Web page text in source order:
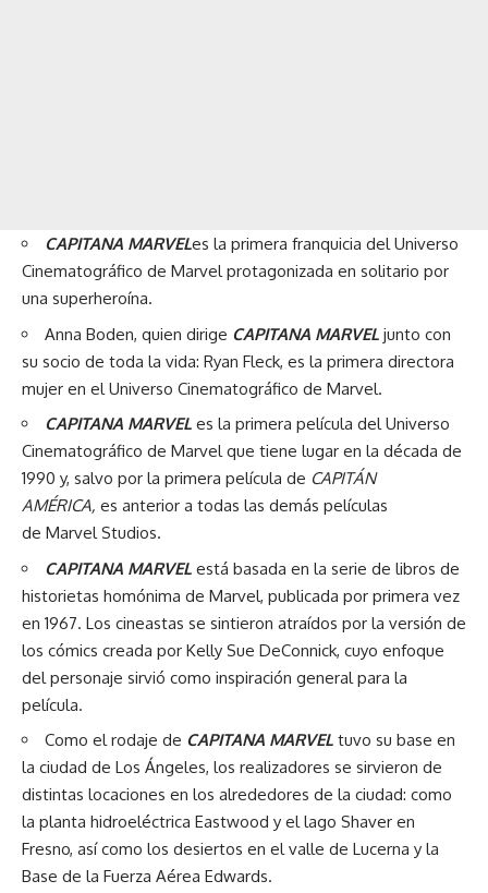
CAPITANA MARVELes la primera franquicia del Universo
Cinematográfico de Marvel protagonizada en solitario por
una superheroína.
Anna Boden, quien dirige CAPITANA MARVEL junto con
su socio de toda la vida: Ryan Fleck, es la primera directora
mujer en el Universo Cinematográfico de Marvel.
CAPITANA MARVEL es la primera película del Universo
Cinematográfico de Marvel que tiene lugar en la década de
1990 y, salvo por la primera película de CAPITÁN
AMÉRICA, es anterior a todas las demás películas
de Marvel Studios.
CAPITANA MARVEL está basada en la serie de libros de
historietas homónima de Marvel, publicada por primera vez
en 1967. Los cineastas se sintieron atraídos por la versión de
los cómics creada por Kelly Sue DeConnick, cuyo enfoque
del personaje sirvió como inspiración general para la
película.
Como el rodaje de CAPITANA MARVEL tuvo su base en
la ciudad de Los Ángeles, los realizadores se sirvieron de
distintas locaciones en los alrededores de la ciudad: como
la planta hidroeléctrica Eastwood y el lago Shaver en
Fresno, así como los desiertos en el valle de Lucerna y la
Base de la Fuerza Aérea Edwards.